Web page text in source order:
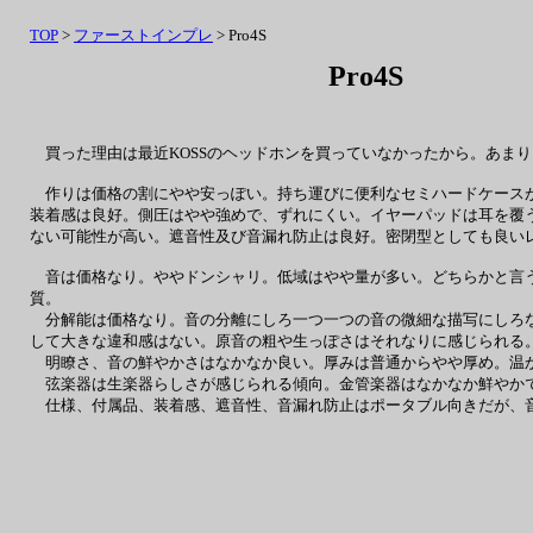
買った理由は最近KOSSのヘッドホンを買っていなかったから。あま
作りは価格の割にやや安っぽい。持ち運びに便利なセミハードケー
装着感は良好。側圧はやや強めで、ずれにくい。イヤーパッドは耳を
ない可能性が高い。遮音性及び音漏れ防止は良好。密閉型としても良い
音は価格なり。ややドンシャリ。低域はやや量が多い。どちらかと
質。
分解能は価格なり。音の分離にしろ一つ一つの音の微細な描写にし
して大きな違和感はない。原音の粗や生っぽさはそれなりに感じられ
明瞭さ、音の鮮やかさはなかなか良い。厚みは普通からやや厚め。
弦楽器は生楽器らしさが感じられる傾向。金管楽器はなかなか鮮や
仕様、付属品、装着感、遮音性、音漏れ防止はポータブル向きだが、
Pro4S
TOP > ファーストインプレ > Pro4S